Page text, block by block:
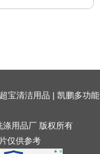
超宝清洁用品 | 凯鹏多功能
用品厂 版权所有
仅供参考